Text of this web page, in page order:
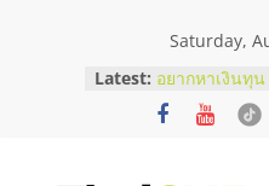
Saturday,
Latest: อยากหาเงินทุ
เริ่มยังไงให้ผ่า
สัมมนาออนไล